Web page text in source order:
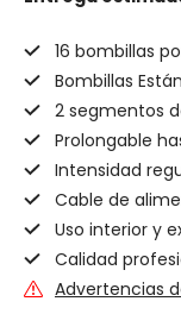
16 bombillas
Bombillas
2 segmentos
Prolongable
Intensidad
Cable de
Uso interior y
Calidad
Advertencias